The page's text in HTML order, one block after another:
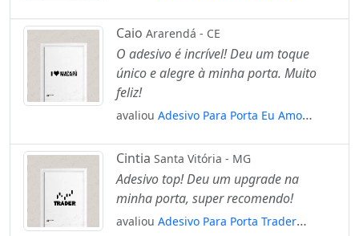
Caio Ararendá - CE
O adesivo é incrível! Deu um toque
único e alegre à minha porta. Muito
feliz!
avaliou Adesivo Para Porta Eu Amo
Cintia Santa Vitória - MG
Adesivo top! Deu um upgrade na
minha porta, super recomendo!
avaliou Adesivo Para Porta Trader